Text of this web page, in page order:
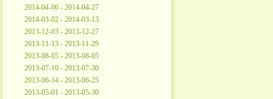
2014-04-06 - 2014-04-27
2014-03-02 - 2014-03-13
2013-12-03 - 2013-12-27
2013-11-13 - 2013-11-29
2013-08-05 - 2013-08-05
2013-07-10 - 2013-07-30
2013-06-14 - 2013-06-25
2013-05-01 - 2013-05-30